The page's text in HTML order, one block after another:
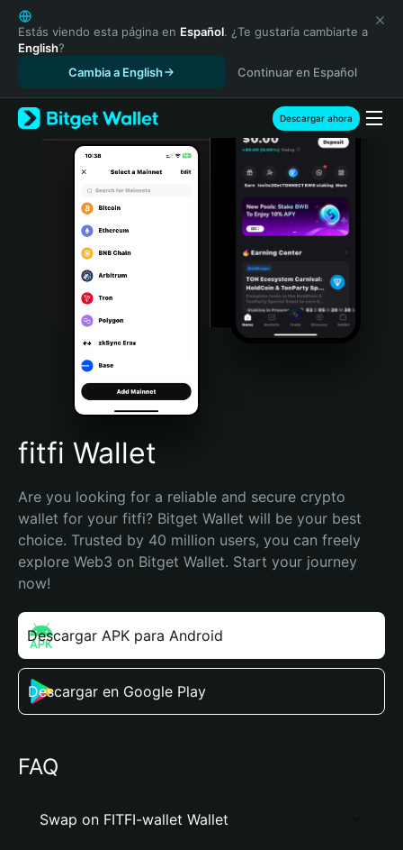
English
日本語
Tiếng Việt
Español (Latinoamérica)
Türkçe
Italiano
Português (Portugal)
Bahasa Indonesia
Português (Brasil)
Español (Argentina)
Estás viendo esta página en Español. ¿Te gustaría cambiarte a
English?
Cambia a English
Continuar en Español
Descargar ahora
fitfi Wallet
Are you looking for a reliable and secure crypto
wallet for your fitfi? Bitget Wallet will be your best
choice. Trusted by 40 million users, you can freely
explore Web3 on Bitget Wallet. Start your journey
now!
Descargar APK para Android
Descargar en Google Play
FAQ
Swap on FITFI-wallet Wallet